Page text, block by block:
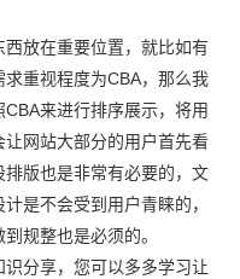
放在重要位置，就比如有
重视程度为CBA，那么我
来进行排序展示，将用
网站大部分的用户首先看
版也是非常有必要的，文
是不会受到用户青睐的，
规整也是必须的。
分享，您可以多多学习让